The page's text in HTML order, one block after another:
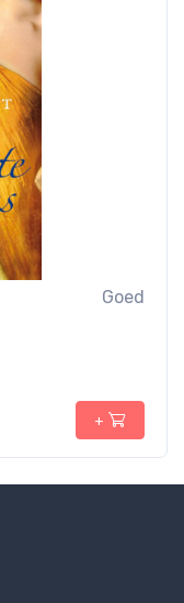
Goed
+